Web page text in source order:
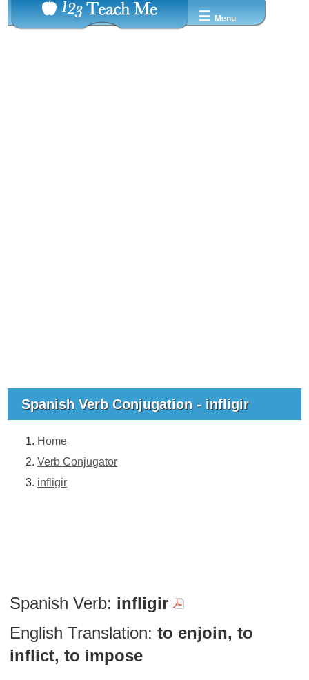
☰ Menu
Spanish Verb Conjugation - infligir
Home
Verb Conjugator
infligir
Spanish Verb: infligir
English Translation: to enjoin, to
inflict, to impose